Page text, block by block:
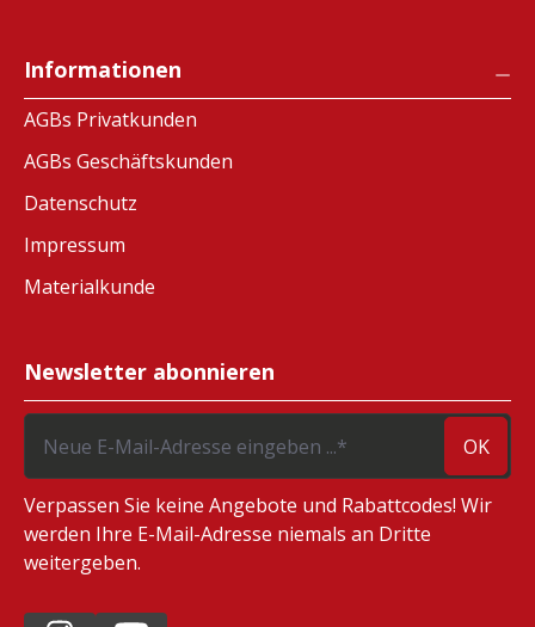
Informationen
AGBs Privatkunden
AGBs Geschäftskunden
Datenschutz
Impressum
Materialkunde
Newsletter abonnieren
OK
Verpassen Sie keine Angebote und Rabattcodes! Wir
werden Ihre E-Mail-Adresse niemals an Dritte
weitergeben.